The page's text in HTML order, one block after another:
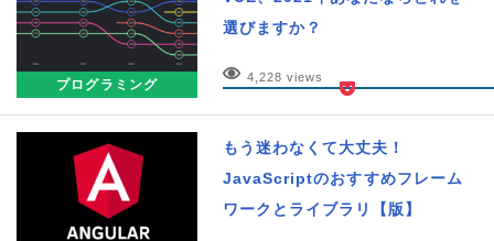
プログラミング
選びますか？
4,228 views
もう迷わなくて大丈夫！
JavaScriptのおすすめフレーム
ワークとライブラリ【版】